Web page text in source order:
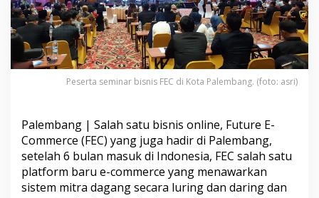
F
E
C
d
i
K
o
P
a
l
e
m
b
Peserta seminar bisnis FEC di Kota Palembang. (foto: asri)
Palembang | Salah satu bisnis online, Future E-
Commerce (FEC) yang juga hadir di Palembang,
setelah 6 bulan masuk di Indonesia, FEC salah satu
platform baru e-commerce yang menawarkan
sistem mitra dagang secara luring dan daring dan